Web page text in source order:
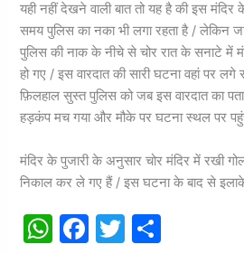
यही नहीं देखने वाली बात तो यह है की इस
समय पुलिस का नका भी लगा रहता है / लेकिन
पुलिस की नाक के नीचे से चोर रात के सनाटे में
हो गए / इस वारदात की सारी घटना वहां पर
फ़िलहाल सुस्त पुलिस को जब इस वारदात का
हड़कंप मच गया और मौके पर घटना स्थल पर
मंदिर के पुजारी के अनुसार चोर मंदिर में रखी
निकाल कर ले गए हैं / इस घटना के बाद से
W F
T